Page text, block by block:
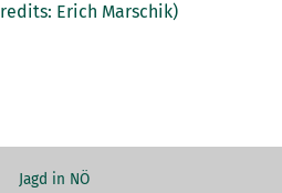
Erich Marschik)
Jagd in NÖ